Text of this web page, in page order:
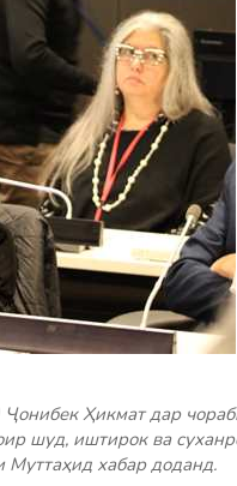
Ҳикмат дар
шуд, иштирок ва
хабар доданд.